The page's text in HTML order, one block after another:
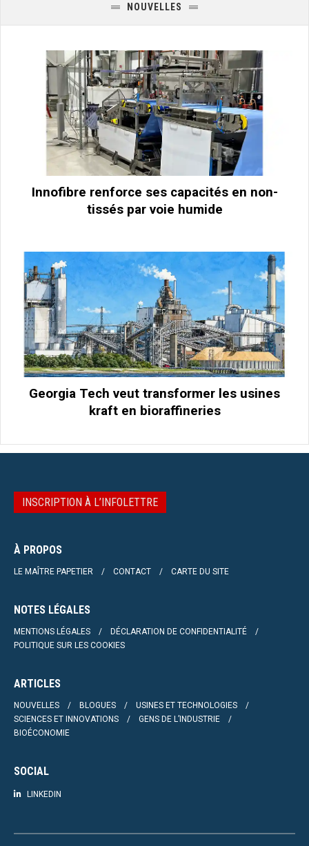
NOUVELLES
Innofibre renforce ses capacités en non-
tissés par voie humide
Georgia Tech veut transformer les usines
kraft en bioraffineries
INSCRIPTION À L’INFOLETTRE
À PROPOS
LE MAÎTRE PAPETIER CONTACT CARTE DU SITE
NOTES LÉGALES
MENTIONS LÉGALES
DÉCLARATION DE CONFIDENTIALITÉ
POLITIQUE SUR LES COOKIES
ARTICLES
NOUVELLES BLOGUES
USINES ET TECHNOLOGIES
SCIENCES ET INNOVATIONS
GENS DE L’INDUSTRIE
BIOÉCONOMIE
SOCIAL
LINKEDIN